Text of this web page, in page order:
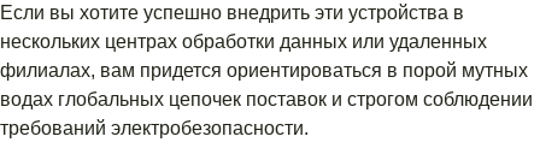
Если вы хотите успешно внедрить эти устройства в
нескольких центрах обработки данных или удаленных
филиалах, вам придется ориентироваться в порой мутных
водах глобальных цепочек поставок и строгом соблюдении
требований электробезопасности.